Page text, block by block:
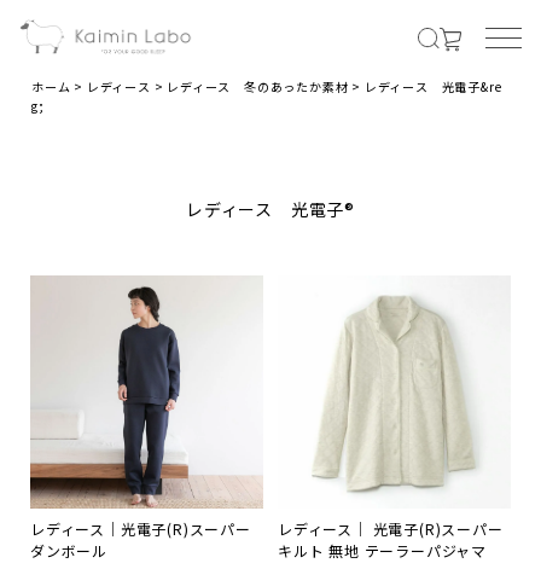
オールシーズンの素材
夏の涼しい素材
冬のあったか素材
LADIES
ホーム レディース レディース 冬のあったか素材
レディース 光電子&re
g;
レディース 光電子®
レディース｜光電子(R)スーパー
ダンボール
レディース｜ 光電子(R)スーパー
キルト 無地 テーラーパジャマ